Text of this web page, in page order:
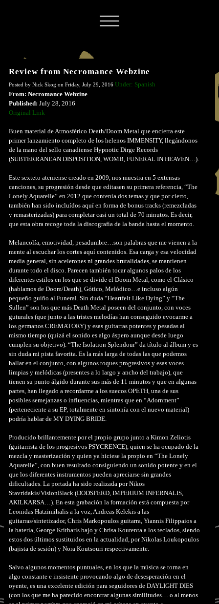
Review from Necromance Webzine
Posted by Nick Skog on Friday, July 29, 2016 Under: Spanish
From: Necromance Webzine
Published: July 28, 2016
Original Link
Buen material de Atmosférico Death/Doom Metal que encierra este
primer lanzamiento completo de los helenos IMMENSITY, llegándonos
de la mano del sello canadiense Hypnotic Dirge Records
(SUBTERRANEAN DISPOSITION, WOMB, FUNERAL IN HEAVEN…).
Este sexteto ateniense creado en 2009, nos muestra en 5 extensas
canciones, su progresión desde que editasen su primera referencia, “The
Lonely Aquarelle” en 2012 que contenía dos temas y que por cierto,
también han sido incluídos aquí en forma de bonus tracks (remezcladas
y remasterizadas) para completar casi un total de 70 minutos. Es decir,
que esta obra recoge toda la discografía de la banda hasta el momento.
Melancolía, emotividad, pesadumbre…son palabras que me vienen a la
mente al escuchar los cortes aquí contenidos. Esa carga y esa velocidad
media general, sin acelerones ni grandes brutalidades, se mantienen
durante todo el disco. Parecen también tocar algunos palos de los
diferentes estilos en los que se divide el Doom Metal, como el Clásico
(hablamos de Doom/Death), Gótico, Melódico…e incluso algún
pequeño guiño al Funeral. Sin duda “Heartfelt Like Dying” y “The
Sullen” son los que más Death Metal poseen del conjunto, con voces
guturales (que junto a las tristes melodías han conseguido evocarme a
los germanos CREMATORY) y esas guitarras potentes y pesadas al
mismo tiempo (quizá el sonido es algo áspero aunque desde luego
cumplen su objetivo). “The Isolation Splendour” da título al álbum y es
sin duda mi pista favorita. Es la más larga de todas las que podemos
hallar en el conjunto, con algunos toques progresivos y esas voces
limpias y melódicas (presentes a lo largo y ancho del trabajo), que
tienen su punto álgido durante sus más de 11 minutos y que en algunas
partes, han llegado a recordarme a los suecos OPETH, una de sus
posibles semejanzas o influencias, mientras que en “Adornment”
(perteneciente a su EP, totalmente en sintonía con el nuevo material)
podría hablar de MY DYING BRIDE.
Producido brillantemente por el propio grupo junto a Kimon Zeliotis
(guitarrista de los progresivos PSYCRENCE), quien se ha ocupado de la
mezcla y masterización y quien ya hiciese la propio en “The Lonely
Aquarelle”, con buen resultado consiguiendo un sonido potente y en el
que los diferentes instrumentos pueden apreciarse sin grandes
dificultades. La portada ha sido realizada por Nikos
Stavridakis/VisionBlack (DODSFERD, IMPERIUM INFERNALIS,
AKILKARSA…). En esta grabación la formación está compuesta por
Leonidas Hatzimihalis a la voz, Andreas Kelekis a las
guitarras/sintetizador, Chris Markopoulos guitarra, Yiannis Filippaios a
la batería, George Kritharis bajo y Chrisa Kourenta a los teclados, siendo
estos dos últimos sustituidos en la actualidad, por Nikolas Loukopoulos
(bajista de sesión) y Nora Koutsouri respectivamente.
Salvo algunos momentos puntuales, en los que la música se torna en
algo constante e insistente provocando algo de desesperación en el
oyente, es una excelente edición para seguidores de DAYLIGHT DIES
(con los que me ha parecido encontrar algunas similitudes… o al menos